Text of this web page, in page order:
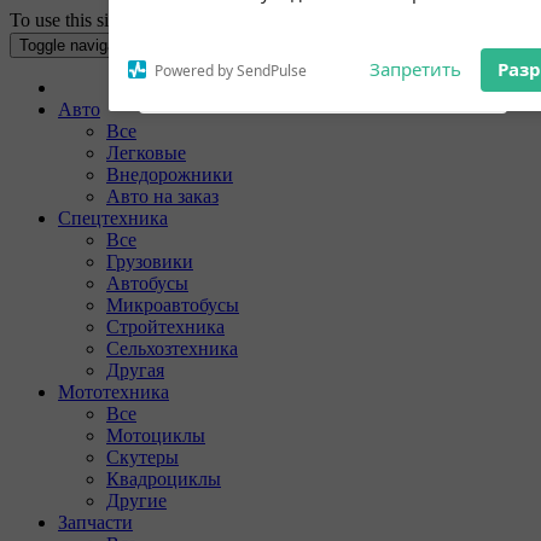
вам уведомления на рабочий стол
To enable permission prompts, click
To use this site your Internet browser must have Cookies enabled.
Toggle navigation
Авто
Все
Легковые
Внедорожники
Авто на заказ
Спецтехника
Все
Грузовики
Автобусы
Микроавтобусы
Стройтехника
Сельхозтехника
Другая
Мототехника
Все
Мотоциклы
Скутеры
Квадроциклы
Другие
Запчасти